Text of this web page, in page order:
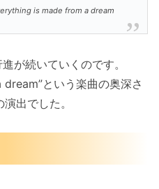
is made from a dream
が続いていくのです。
という楽曲の奥深さ
出でした。